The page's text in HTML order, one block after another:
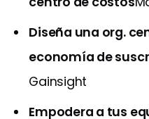
Diseña una org.
economía de
Gainsight
Empodera a tus